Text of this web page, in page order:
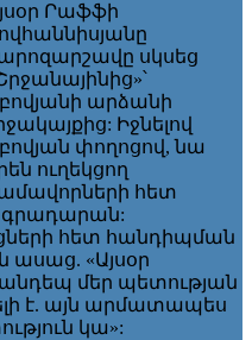
Րաֆֆի
սկսեց
արձանի
Իջնելով
փողոցով, նա
ուղեկցող
հետ
գրադարան:
հետ հանդիպման
ասաց. «Այսօր
մեր պետության
է. այն արմատապես
կա»: